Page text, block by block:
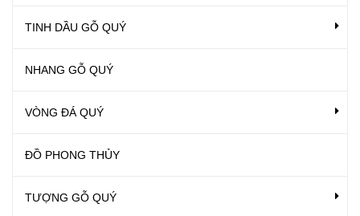
TINH DẦU GỖ QUÝ
NHANG GỖ QUÝ
VÒNG ĐÁ QUÝ
ĐỒ PHONG THỦY
TƯỢNG GỖ QUÝ